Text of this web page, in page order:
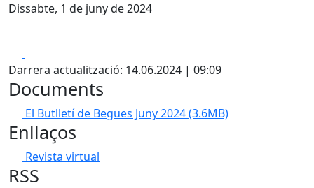
Dissabte, 1 de juny de 2024
Darrera actualització: 14.06.2024 | 09:09
Documents
El Butlletí de Begues Juny 2024(3.6MB)
Enllaços
Revista virtual
RSS